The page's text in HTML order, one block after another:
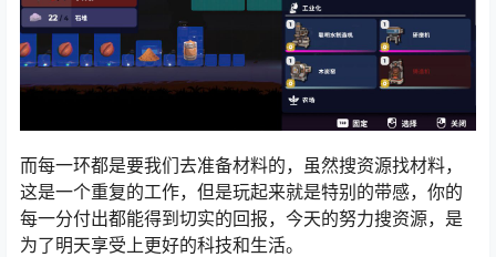
而每一环都是要我们去准备材料的，虽然搜资源找材料，
这是一个重复的工作，但是玩起来就是特别的带感，你的
每一分付出都能得到切实的回报，今天的努力搜资源，是
为了明天享受上更好的科技和生活。